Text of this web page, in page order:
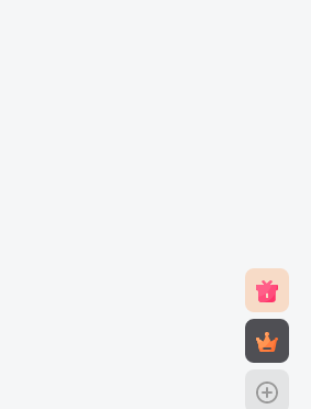
05K102–风